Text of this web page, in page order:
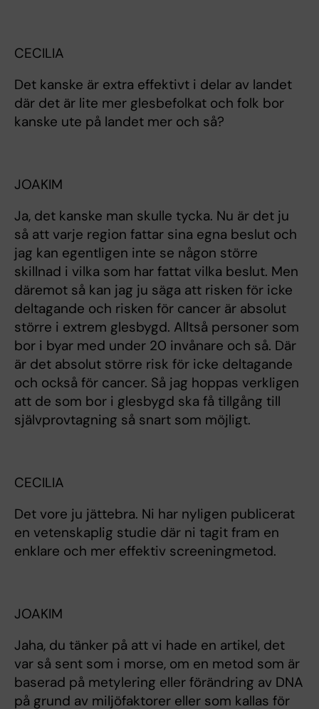
CECILIA
Det kanske är extra effektivt i delar av landet
där det är lite mer glesbefolkat och folk bor
kanske ute på landet mer och så?
JOAKIM
Ja, det kanske man skulle tycka. Nu är det ju
så att varje region fattar sina egna beslut och
jag kan egentligen inte se någon större
skillnad i vilka som har fattat vilka beslut. Men
däremot så kan jag ju säga att risken för icke
deltagande och risken för cancer är absolut
större i extrem glesbygd. Alltså personer som
bor i byar med under 20 invånare och så. Där
är det absolut större risk för icke deltagande
och också för cancer. Så jag hoppas verkligen
att de som bor i glesbygd ska få tillgång till
självprovtagning så snart som möjligt.
CECILIA
Det vore ju jättebra. Ni har nyligen publicerat
en vetenskaplig studie där ni tagit fram en
enklare och mer effektiv screeningmetod.
JOAKIM
Jaha, du tänker på att vi hade en artikel, det
var så sent som i morse, om en metod som är
baserad på metylering eller förändring av DNA
på grund av miljöfaktorer eller som kallas för